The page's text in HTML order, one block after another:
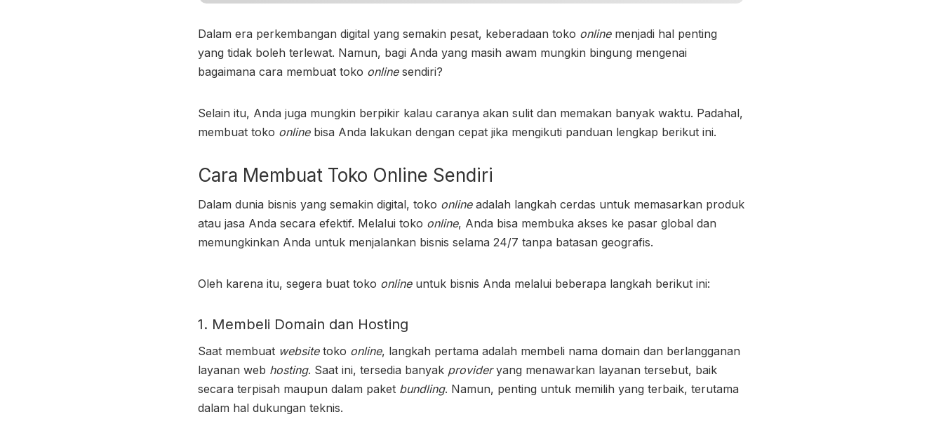
Dalam era perkembangan digital yang semakin pesat, keberadaan toko online menjadi hal penting
yang tidak boleh terlewat. Namun, bagi Anda yang masih awam mungkin bingung mengenai
bagaimana cara membuat toko online sendiri?
Selain itu, Anda juga mungkin berpikir kalau caranya akan sulit dan memakan banyak waktu. Padahal,
membuat toko online bisa Anda lakukan dengan cepat jika mengikuti panduan lengkap berikut ini.
Cara Membuat Toko Online Sendiri
Dalam dunia bisnis yang semakin digital, toko online adalah langkah cerdas untuk memasarkan produk
atau jasa Anda secara efektif. Melalui toko online, Anda bisa membuka akses ke pasar global dan
memungkinkan Anda untuk menjalankan bisnis selama 24/7 tanpa batasan geografis.
Oleh karena itu, segera buat toko online untuk bisnis Anda melalui beberapa langkah berikut ini:
1. Membeli Domain dan Hosting
Saat membuat website toko online, langkah pertama adalah membeli nama domain dan berlangganan
layanan web hosting. Saat ini, tersedia banyak provideryang menawarkan layanan tersebut, baik
secara terpisah maupun dalam paket bundling. Namun, penting untuk memilih yang terbaik, terutama
dalam hal dukungan teknis.